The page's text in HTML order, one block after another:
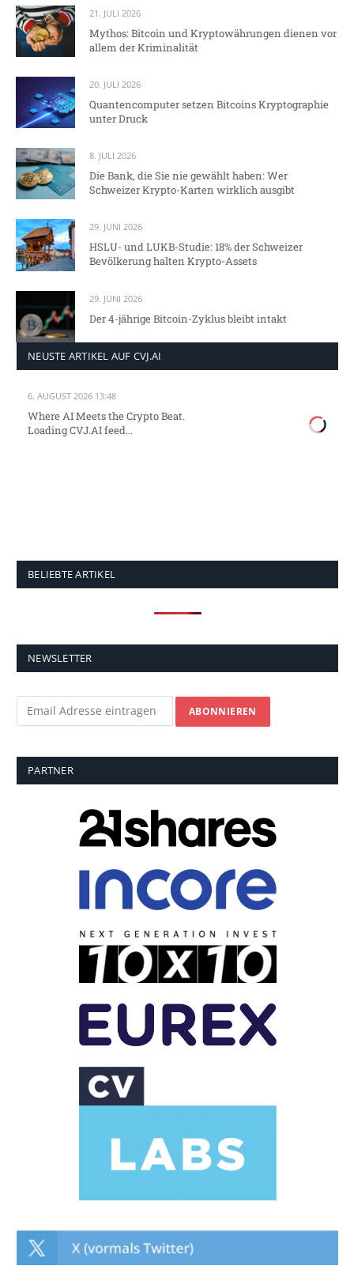
21. JULI 2026
Mythos: Bitcoin und Kryptowährungen dienen vor
allem der Kriminalität
20. JULI 2026
Quantencomputer setzen Bitcoins Kryptographie
unter Druck
8. JULI 2026
Die Bank, die Sie nie gewählt haben: Wer
Schweizer Krypto-Karten wirklich ausgibt
29. JUNI 2026
HSLU- und LUKB-Studie: 18% der Schweizer
Bevölkerung halten Krypto-Assets
29. JUNI 2026
Der 4-jährige Bitcoin-Zyklus bleibt intakt
NEUSTE ARTIKEL AUF CVJ.AI
6. AUGUST 2026 13:48
Where AI Meets the Crypto Beat.
Loading CVJ.AI feed...
BELIEBTE ARTIKEL
NEWSLETTER
PARTNER